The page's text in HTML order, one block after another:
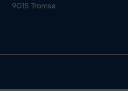
9015 Tromsø